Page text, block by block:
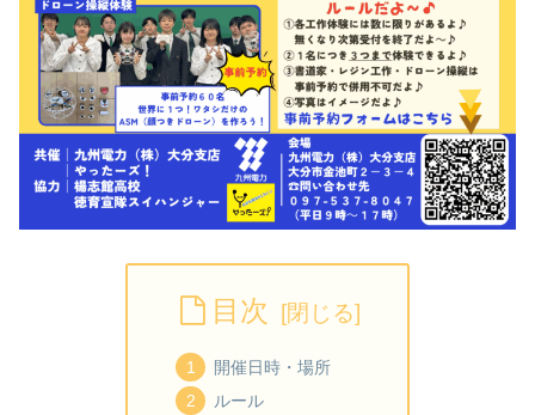
目次
開催日時・場所
ルール